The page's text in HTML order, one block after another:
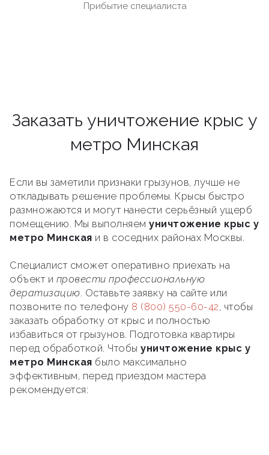
Прибытие специалиста
Заказать уничтожение крыс у
метро Минская
Если вы заметили признаки грызунов, лучше не
откладывать решение проблемы. Крысы быстро
размножаются и могут нанести серьёзный ущерб
помещению. Мы выполняем уничтожение крыс у
метро Минская и в соседних районах Москвы.
Специалист сможет оперативно приехать на
объект и провести профессиональную
дератизацию. Оставьте заявку на сайте или
позвоните по телефону 8 (800) 550-60-42, чтобы
заказать обработку от крыс и полностью
избавиться от грызунов. Подготовка квартиры
перед обработкой. Чтобы уничтожение крыс у
метро Минская было максимально
эффективным, перед приездом мастера
рекомендуется: